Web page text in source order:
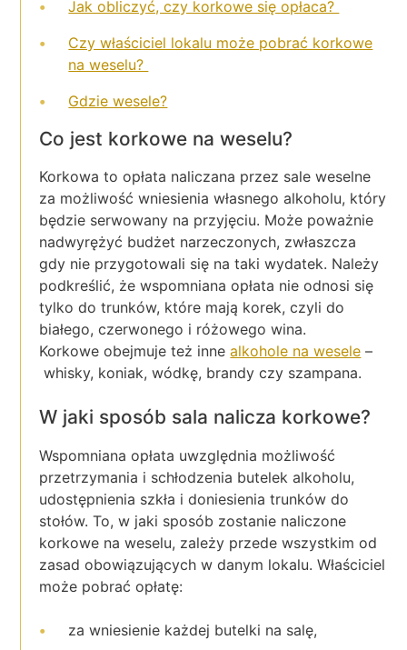
Jak obliczyć, czy korkowe się opłaca?
Czy właściciel lokalu może pobrać korkowe
na weselu?
Gdzie wesele?
Co jest korkowe na weselu?
Korkowa to opłata naliczana przez sale weselne
za możliwość wniesienia własnego alkoholu, który
będzie serwowany na przyjęciu. Może poważnie
nadwyrężyć budżet narzeczonych, zwłaszcza
gdy nie przygotowali się na taki wydatek. Należy
podkreślić, że wspomniana opłata nie odnosi się
tylko do trunków, które mają korek, czyli do
białego, czerwonego i różowego wina.
Korkowe obejmuje też innealkohole na wesele –
whisky, koniak, wódkę, brandy czy szampana.
W jaki sposób sala nalicza korkowe?
Wspomniana opłata uwzględnia możliwość
przetrzymania i schłodzenia butelek alkoholu,
udostępnienia szkła i doniesienia trunków do
stołów. To, w jaki sposób zostanie naliczone
korkowe na weselu, zależy przede wszystkim od
zasad obowiązujących w danym lokalu. Właściciel
może pobrać opłatę:
za wniesienie każdej butelki na salę,